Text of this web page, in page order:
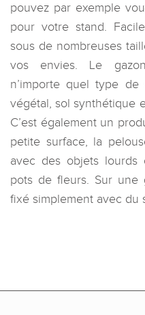
pouvez par exemple
pour votre stand.
sous de nombreuses
vos envies. Le
n’importe quel type
végétal, sol synthétique
C’est également un
petite surface, la
avec des objets lourds
pots de fleurs. Sur une
fixé simplement avec du